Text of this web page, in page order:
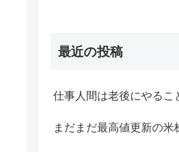
最近の投稿
仕事人間は老後にやるこ
まだまだ最高値更新の米